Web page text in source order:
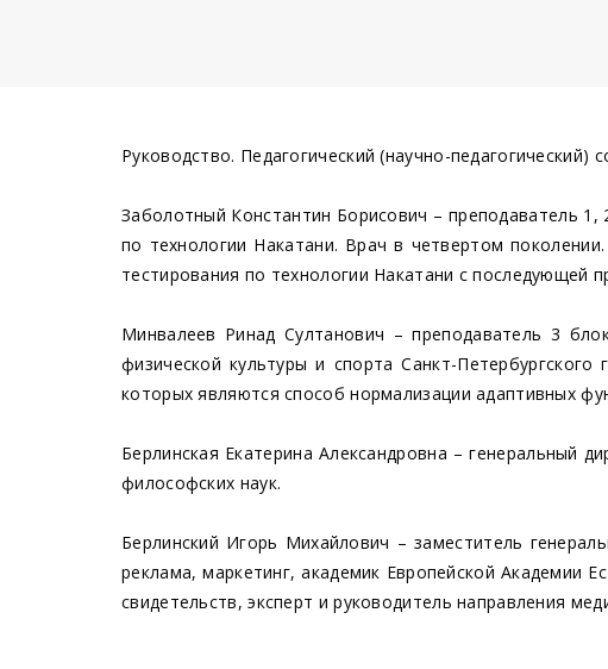
Руководство. Педагогический (научно-педагогический)
Заболотный Константин Борисович – преподаватель 1,
по технологии Накатани. Врач в четвертом
тестирования по технологии Накатани с последующей
Минвалеев Ринад Султанович – преподаватель 3
физической культуры и спорта Санкт-
которых являются способ нормализации адаптивных
Берлинская Екатерина Александровна – генеральный
философских наук.
Берлинский Игорь Михайлович – заместитель
реклама, маркетинг,академик Европейской Академии
свидетельств, эксперт и руководитель направления